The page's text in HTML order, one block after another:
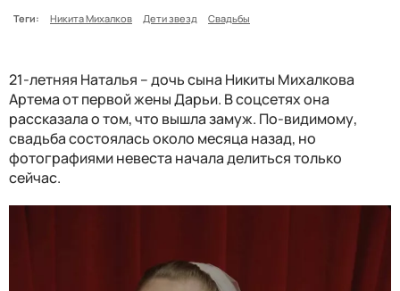
Теги:
Никита Михалков Дети звезд Свадьбы
21-летняя Наталья – дочь сына Никиты Михалкова
Артема от первой жены Дарьи. В соцсетях она
рассказала о том, что вышла замуж. По-видимому,
свадьба состоялась около месяца назад, но
фотографиями невеста начала делиться только
сейчас.